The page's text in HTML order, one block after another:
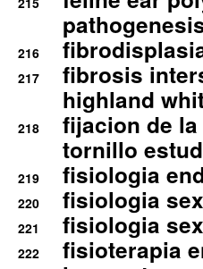
216
217
fibrosis
highland
218
fijacion de
tornillo
219 fisiologia
220 fisiologia
221 fisiologia
222
fisioterapia